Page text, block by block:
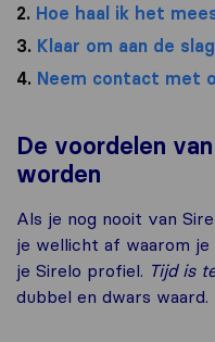
2. Hoe haal ik het
3. Klaar om aan de
4. Neem contact met
De voordelen
worden
Als je nog nooit van
je wellicht af waarom
je Sirelo profiel. Tijd is
dubbel en dwars waard.